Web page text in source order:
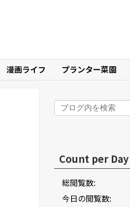
漫画ライフ プランター菜園
Count per Day
総閲覧数:
今日の閲覧数: